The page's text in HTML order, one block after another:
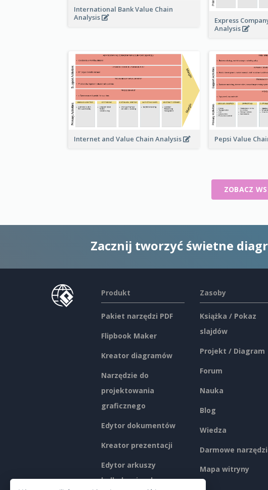
International Bank Value Chain
Analysis
Express
Analysis
Internet and Value Chain Analysis Pepsi Value
ZOBACZ
Zacznij tworzyć świetne
Produkt
Pakiet narzędzi PDF
Flipbook Maker
Kreator diagramów
Narzędzie do
projektowania
graficznego
Edytor dokumentów
Kreator prezentacji
Edytor arkuszy
kalkulacyjnych
Zasoby
Książka / Pokaz
slajdów
Projekt / Diagram
Forum
Nauka
Blog
Wiedza
Darmowe
Mapa witryny